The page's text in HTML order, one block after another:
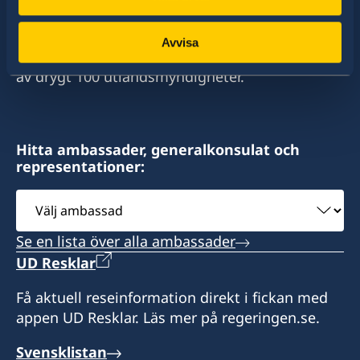
Avvisa
Emergency (ONLY) phone nr
+25377247368 (whatsApp)
Email
Zone Industriel Sud Lot 172, Route de
l'Aeroport, Rout en face station (NOK)
Öppningstider: Måndag och onsdag 10.00 till
12.00.
stort sett alla stater i världen. I ungefär hälften
av dessa stater har Sverige ambassader och
konsulat. Sveriges utrikesrepresentation består
av drygt 100 utlandsmyndigheter.
Hitta ambassader, generalkonsulat och
representationer:
Välj
ambassad
Se en lista över alla ambassader
UD Resklar
Få aktuell reseinformation direkt i fickan med
appen UD Resklar. Läs mer på regeringen.se.
Svensklistan